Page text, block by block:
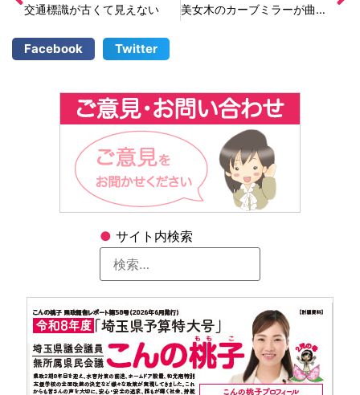
● サイト内検索
交通標識が古くて見えない 美女木のカーブミラーが曲がっていて交差点が見えない
Facebook Twitter